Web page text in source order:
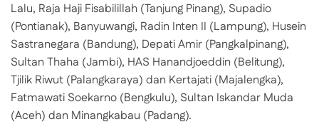
Lalu, Raja Haji Fisabilillah (Tanjung Pinang), Supadio
(Pontianak), Banyuwangi, Radin Inten II (Lampung), Husein
Sastranegara (Bandung), Depati Amir (Pangkalpinang),
Sultan Thaha (Jambi), HAS Hanandjoeddin (Belitung),
Tjilik Riwut (Palangkaraya) dan Kertajati (Majalengka),
Fatmawati Soekarno (Bengkulu), Sultan Iskandar Muda
(Aceh) dan Minangkabau (Padang).